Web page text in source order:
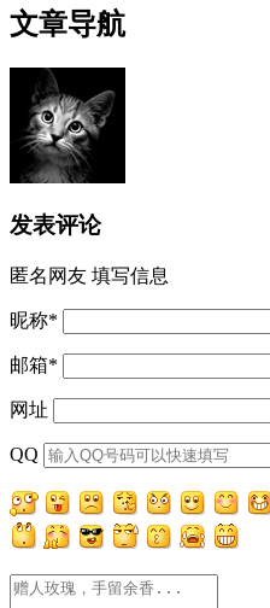
文章导航
发表评论
匿名网友 填写信息
昵称*
邮箱*
网址
QQ